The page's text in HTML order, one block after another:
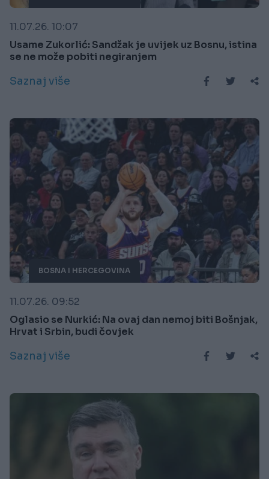
11.07.26. 10:07
Usame Zukorlić: Sandžak je uvijek uz Bosnu, istina
se ne može pobiti negiranjem
Saznaj više
BOSNA I HERCEGOVINA
11.07.26. 09:52
Oglasio se Nurkić: Na ovaj dan nemoj biti Bošnjak,
Hrvat i Srbin, budi čovjek
Saznaj više